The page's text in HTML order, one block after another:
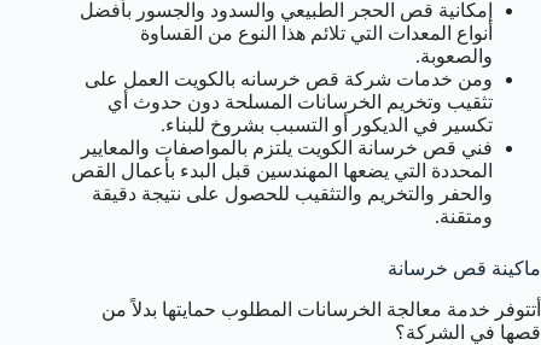
إمكانية قص الحجر الطبيعي والسدود والجسور بأفضل
أنواع المعدات التي تلائم هذا النوع من القساوة
والصعوبة.
ومن خدمات شركة قص خرسانه بالكويت العمل على
تثقيب وتخريم الخرسانات المسلحة دون حدوث أي
تكسير في الديكور أو التسبب بشروخ للبناء.
فني قص خرسانة الكويت يلتزم بالمواصفات والمعايير
المحددة التي يضعها المهندسين قبل البدء بأعمال القص
والحفر والتخريم والتثقيب للحصول على نتيجة دقيقة
ومتقنة.
ماكينة قص خرسانة
أتتوفر خدمة معالجة الخرسانات المطلوب حمايتها بدلاً من
قصها في الشركة؟